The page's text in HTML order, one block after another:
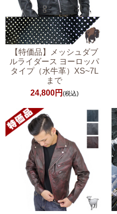
【特価品】メッシュダブ
ルライダース ヨーロッパ
タイプ（水牛革）XS~7L
まで
24,800円 (税込)